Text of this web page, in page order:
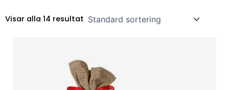
Visar alla 14 resultat